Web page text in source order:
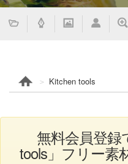
Kitchen tools
無料会員登録
tools」フリー素